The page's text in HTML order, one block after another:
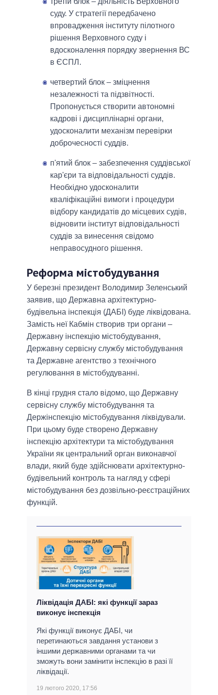
суду. У стратегії передбачено
впровадження інституту пілотного
рішення Верховного суду і
вдосконалення порядку звернення ВС
в ЄСПЛ.
четвертий блок – зміцнення
незалежності та підзвітності.
Пропонується створити автономні
кадрові і дисциплінарні органи,
удосконалити механізм перевірки
доброчесності суддів.
п'ятий блок – забезпечення суддівської
кар'єри та відповідальності суддів.
Необхідно удосконалити
кваліфікаційні вимоги і процедури
відбору кандидатів до місцевих судів,
відновити інститут відповідальності
суддів за винесення свідомо
неправосудного рішення.
Реформа містобудування
У березні президент Володимир Зеленський
заявив, що Державна архітектурно-
будівельна інспекція (ДАБІ) буде ліквідована.
Замість неї Кабмін створив три органи –
Державну інспекцію містобудування,
Державну сервісну службу містобудування
та Державне агентство з технічного
регулювання в містобудуванні.
В кінці грудня стало відомо, що Державну
сервісну службу містобудування та
Держінспекцію містобудування ліквідували.
При цьому буде створено Державну
інспекцію архітектури та містобудування
України як центральний орган виконавчої
влади, який буде здійснювати архітектурно-
будівельний контроль та нагляд у сфері
містобудування без дозвільно-реєстраційних
функцій.
Ліквідація ДАБІ: які функції зараз
виконує інспекція
Які функції виконує ДАБІ, чи
перетинаються завдання установи з
іншими державними органами та чи
зможуть вони замінити інспекцію в разі її
ліквідації.
19 лютого 2020, 17:56